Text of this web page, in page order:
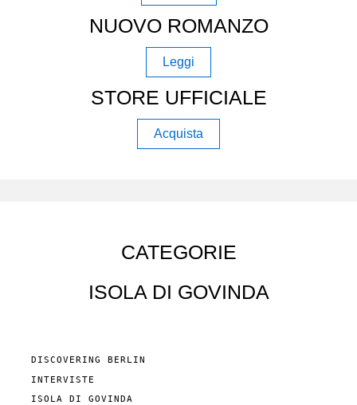
NUOVO ROMANZO
Leggi
STORE UFFICIALE
Acquista
CATEGORIE
ISOLA DI GOVINDA
DISCOVERING BERLIN
INTERVISTE
ISOLA DI GOVINDA